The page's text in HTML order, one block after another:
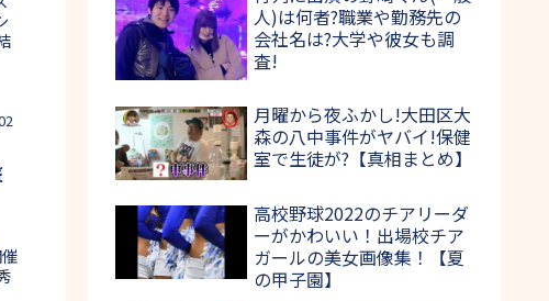
人)は何者?職業や勤務先の
会社名は?大学や彼女も調
査!
月曜から夜ふかし!大田区大
森の八中事件がヤバイ!保健
室で生徒が?【真相まとめ】
高校野球2022のチアリーダ
ーがかわいい！出場校チア
ガールの美女画像集！【夏
の甲子園】